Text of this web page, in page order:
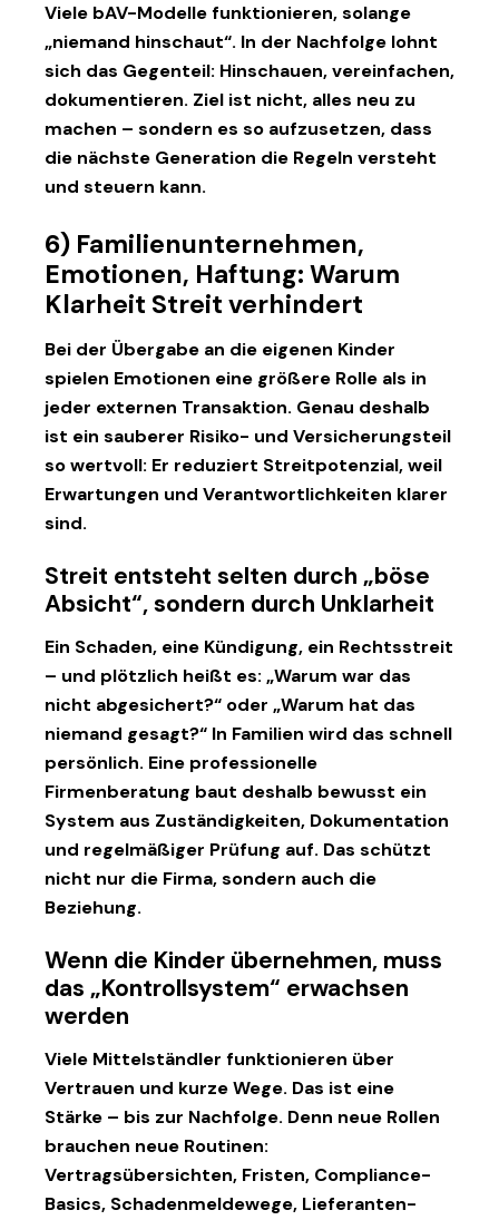
Viele bAV-Modelle funktionieren, solange
„niemand hinschaut“. In der Nachfolge lohnt
sich das Gegenteil: Hinschauen, vereinfachen,
dokumentieren. Ziel ist nicht, alles neu zu
machen – sondern es so aufzusetzen, dass
die nächste Generation die Regeln versteht
und steuern kann.
6) Familienunternehmen,
Emotionen, Haftung: Warum
Klarheit Streit verhindert
Bei der Übergabe an die eigenen Kinder
spielen Emotionen eine größere Rolle als in
jeder externen Transaktion. Genau deshalb
ist ein sauberer Risiko- und Versicherungsteil
so wertvoll: Er reduziert Streitpotenzial, weil
Erwartungen und Verantwortlichkeiten klarer
sind.
Streit entsteht selten durch „böse
Absicht“, sondern durch Unklarheit
Ein Schaden, eine Kündigung, ein Rechtsstreit
– und plötzlich heißt es: „Warum war das
nicht abgesichert?“ oder „Warum hat das
niemand gesagt?“ In Familien wird das schnell
persönlich. Eine professionelle
Firmenberatung baut deshalb bewusst ein
System aus Zuständigkeiten, Dokumentation
und regelmäßiger Prüfung auf. Das schützt
nicht nur die Firma, sondern auch die
Beziehung.
Wenn die Kinder übernehmen, muss
das „Kontrollsystem“ erwachsen
werden
Viele Mittelständler funktionieren über
Vertrauen und kurze Wege. Das ist eine
Stärke – bis zur Nachfolge. Denn neue Rollen
brauchen neue Routinen:
Vertragsübersichten, Fristen, Compliance-
Basics, Schadenmeldewege, Lieferanten-